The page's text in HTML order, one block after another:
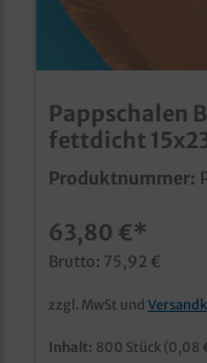
Pappschalen
fettdicht
Produktnummer:
63,80 €*
Brutto: 75,92 €
zzgl. MwSt und
Inhalt: 800 Stück (0,08